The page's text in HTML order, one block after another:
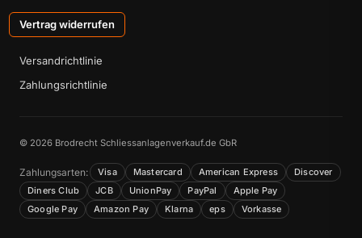
Vertrag widerrufen
Versandrichtlinie
Zahlungsrichtlinie
© 2026 Brodrecht Schliessanlagenverkauf.de GbR
Zahlungsarten: Visa Mastercard American Express
Discover
Diners Club
JCB UnionPay PayPal
Apple Pay
Google Pay
Amazon Pay Klarna eps Vorkasse